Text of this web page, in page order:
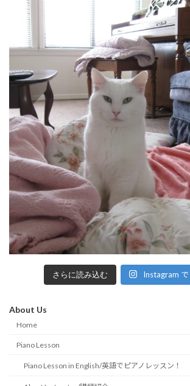
さらに読み込む Instagram
About Us
Home
Piano Lesson
Piano Lesson in English/英語でピアノレッスン！